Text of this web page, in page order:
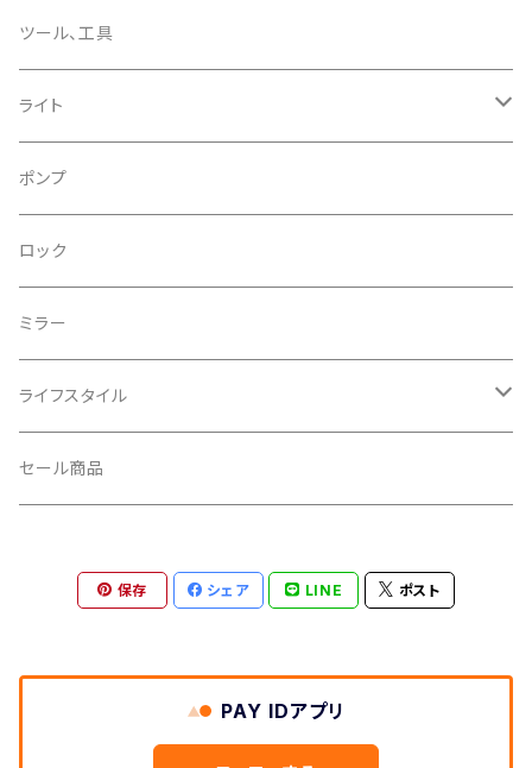
CHROME/クローム
CONTINENTAL/コンチネンタル
CRANE/クレーン
CRANKBROTHERS/クランクブラザーズ
CROSS SECTION/クロスセクション
CLIK/クリック
CUSH CORE/クッシュコア
DEFEET/デフィート
DIXNA/ディズナ
DKG/ディーケージー
シーラント
サドルバッグ
サコッシュ
バックパック
フレームバッグ
輪行袋
輪行小物
バイクカバー
その他
ツール、工具
ライト
フロントライト
テールライト
ポンプ
ロック
ミラー
ライフスタイル
キャップ
アクセサリー
セール商品
保存 シェア LINE ポスト
PAY IDアプリ